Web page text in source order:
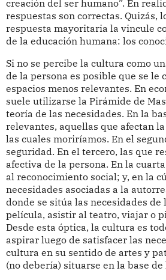
creación del ser humano”. En
respuestas son correctas. Quizás,
respuesta mayoritaria la vincule
de la educación humana: los
Si no se percibe la cultura como
de la persona es posible que se le
espacios menos relevantes. En
suele utilizarse la Pirámide de
teoría de las necesidades. En la
relevantes, aquellas que afectan
las cuales moriríamos. En el
seguridad. En el tercero, las que
afectiva de la persona. En la
al reconocimiento social; y, en la
necesidades asociadas a la
donde se sitúa las necesidades de
película, asistir al teatro, viajar o
Desde esta óptica, la cultura es
aspirar luego de satisfacer las
cultura en su sentido de artes y
(no debería) situarse en la base